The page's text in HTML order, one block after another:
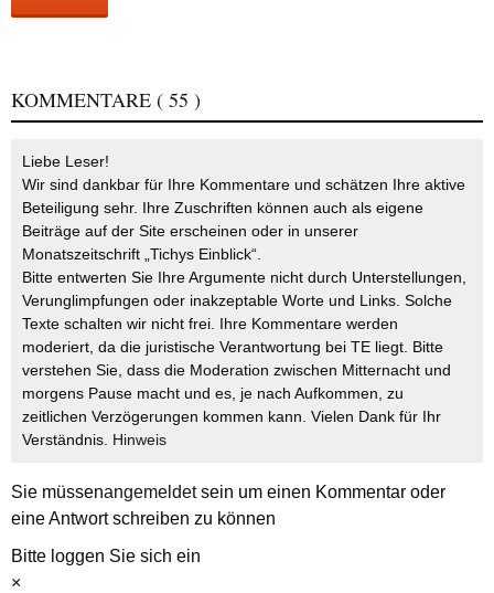
KOMMENTARE ( 55 )
Liebe Leser!
Wir sind dankbar für Ihre Kommentare und schätzen Ihre aktive
Beteiligung sehr. Ihre Zuschriften können auch als eigene
Beiträge auf der Site erscheinen oder in unserer
Monatszeitschrift „Tichys Einblick“.
Bitte entwerten Sie Ihre Argumente nicht durch Unterstellungen,
Verunglimpfungen oder inakzeptable Worte und Links. Solche
Texte schalten wir nicht frei. Ihre Kommentare werden
moderiert, da die juristische Verantwortung bei TE liegt. Bitte
verstehen Sie, dass die Moderation zwischen Mitternacht und
morgens Pause macht und es, je nach Aufkommen, zu
zeitlichen Verzögerungen kommen kann. Vielen Dank für Ihr
Verständnis. Hinweis
Sie müssenangemeldetsein um einen Kommentar oder
eine Antwort schreiben zu können
Bitte loggen Sie sich ein
×